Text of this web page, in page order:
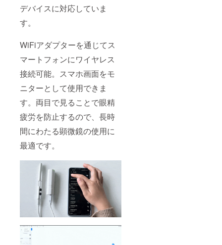
デバイスに対応していま
す。
WiFiアダプターを通じてス
マートフォンにワイヤレス
接続可能。スマホ画面をモ
ニターとして使用できま
す。両目で見ることで眼精
疲労を防止するので、長時
間にわたる顕微鏡の使用に
最適です。